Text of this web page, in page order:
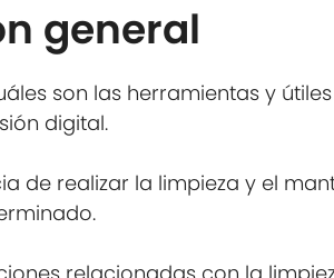
general
son las herramientas y
digital.
de realizar la limpieza y el